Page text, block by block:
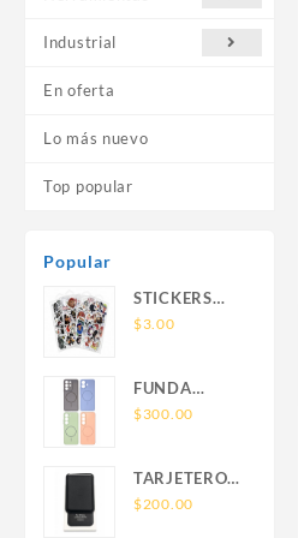
Industrial
En oferta
Lo más nuevo
Top popular
Popular
STICKERS
UNIVERSALES
$3.00
FUNDA
NOVA SAM
SIN SOPORTE
MAGNETICO
$300.00
TARJETERO
SIN SOPORTE
$200.00